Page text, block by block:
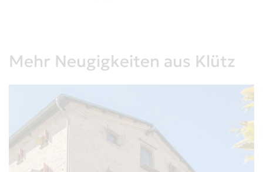
Mehr Neugigkeiten aus Klütz